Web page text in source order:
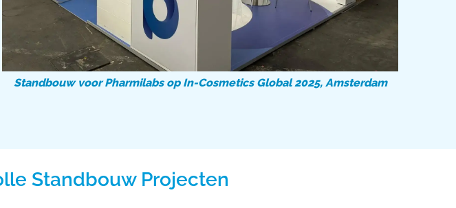
Standbouw voor Pharmilabs op In-Cosmetics Global 2025, Amsterdam
Standbouw Projecten